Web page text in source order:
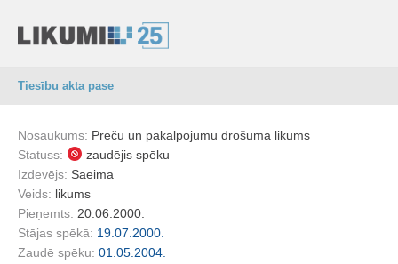
Tiesību akta pase
Nosaukums: Preču un pakalpojumu drošuma likums
Statuss:
zaudējis spēku
Izdevējs: Saeima
Veids: likums
Pieņemts: 20.06.2000.
Stājas spēkā: 19.07.2000.
Zaudē spēku: 01.05.2004.